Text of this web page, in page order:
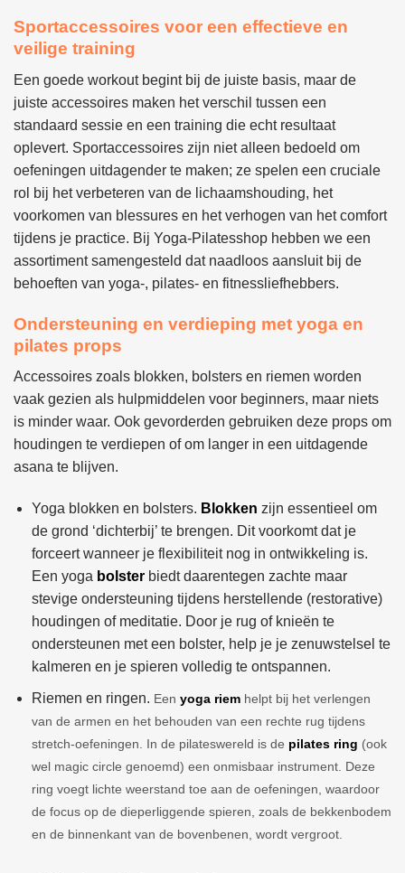
worden
op
productpagina
worden
productpagina
Sportaccessoires voor een effectieve en
veilige training
Een goede workout begint bij de juiste basis, maar de
juiste accessoires maken het verschil tussen een
standaard sessie en een training die echt resultaat
oplevert. Sportaccessoires zijn niet alleen bedoeld om
oefeningen uitdagender te maken; ze spelen een cruciale
rol bij het verbeteren van de lichaamshouding, het
voorkomen van blessures en het verhogen van het comfort
tijdens je practice. Bij Yoga-Pilatesshop hebben we een
assortiment samengesteld dat naadloos aansluit bij de
behoeften van yoga-, pilates- en fitnessliefhebbers.
Ondersteuning en verdieping met yoga en
pilates props
Accessoires zoals blokken, bolsters en riemen worden
vaak gezien als hulpmiddelen voor beginners, maar niets
is minder waar. Ook gevorderden gebruiken deze props om
houdingen te verdiepen of om langer in een uitdagende
asana te blijven.
Yoga blokken en bolsters. Blokken zijn essentieel om
de grond ‘dichterbij’ te brengen. Dit voorkomt dat je
forceert wanneer je flexibiliteit nog in ontwikkeling is.
Een yoga bolster biedt daarentegen zachte maar
stevige ondersteuning tijdens herstellende (restorative)
houdingen of meditatie. Door je rug of knieën te
ondersteunen met een bolster, help je je zenuwstelsel te
kalmeren en je spieren volledig te ontspannen.
Riemen en ringen. Een yoga riem helpt bij het verlengen
van de armen en het behouden van een rechte rug tijdens
stretch-oefeningen. In de pilateswereld is de pilates ring (ook
wel magic circle genoemd) een onmisbaar instrument. Deze
ring voegt lichte weerstand toe aan de oefeningen, waardoor
de focus op de dieperliggende spieren, zoals de bekkenbodem
en de binnenkant van de bovenbenen, wordt vergroot.